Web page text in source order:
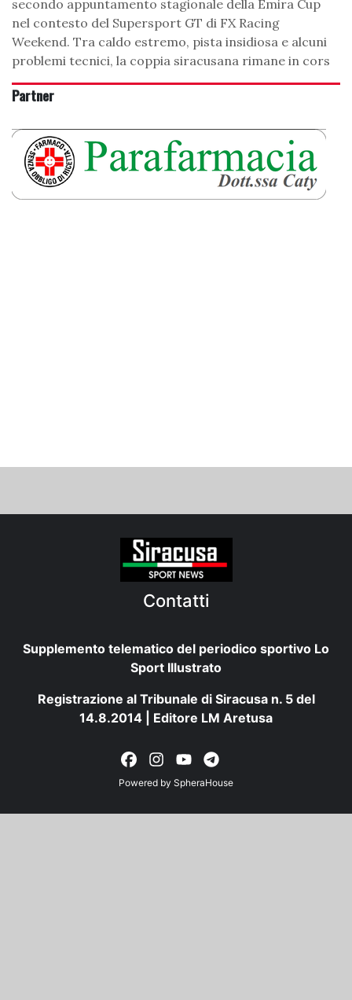
secondo appuntamento stagionale della Emira Cup
nel contesto del Supersport GT di FX Racing
Weekend. Tra caldo estremo, pista insidiosa e alcuni
problemi tecnici, la coppia siracusana rimane in cors
Partner
Contatti
Supplemento telematico del periodico sportivo Lo
Sport Illustrato
Registrazione al Tribunale di Siracusa n. 5 del
14.8.2014 | Editore LM Aretusa
Powered by SpheraHouse